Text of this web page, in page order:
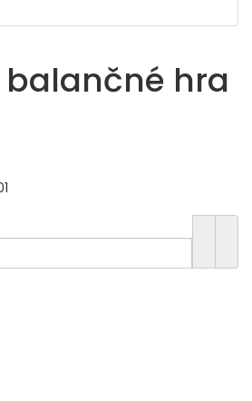
balančné hra